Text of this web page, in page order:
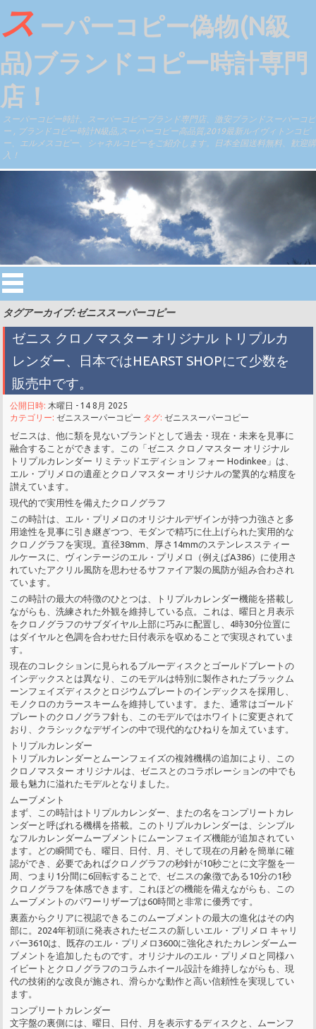
ス ーパーコピー偽物(N級
品)ブランドコピー時計専門
店！
スーパーコピー時計、スーパーコピーブランド専門店、激安ブランドスーパーコピ
ー , ブランドコピー時計N級品,スーパーコピー高品質,2019最新ルイヴィトンコピ
ー、エルメスコピー、シャネルコピーをご紹介します。日本全国送料無料、歓迎購
入！
タグアーカイブ: ゼニススーパーコピー
ゼニス クロノマスター オリジナル トリプルカ
レンダー、日本ではHEARST SHOPにて少数を
販売中です。
公開日時: 木曜日 - 14 8月 2025
カテゴリー:ゼニススーパーコピー タグ:ゼニススーパーコピー
ゼニスは、他に類を見ないブランドとして過去・現在・未来を見事に
融合することができます。この「ゼニス クロノマスター オリジナル
トリプルカレンダー リミテッドエディション フォー Hodinkee」は、
エル・プリメロの遺産とクロノマスター オリジナルの驚異的な精度を
讃えています。
現代的で実用性を備えたクロノグラフ
この時計は、エル・プリメロのオリジナルデザインが持つ力強さと多
用途性を見事に引き継ぎつつ、モダンで精巧に仕上げられた実用的な
クロノグラフを実現。直径38mm、厚さ14mmのステンレススティー
ルケースに、ヴィンテージのエル・プリメロ（例えばA386）に使用さ
れていたアクリル風防を思わせるサファイア製の風防が組み合わされ
ています。
この時計の最大の特徴のひとつは、トリプルカレンダー機能を搭載し
ながらも、洗練された外観を維持している点。これは、曜日と月表示
をクロノグラフのサブダイヤル上部に巧みに配置し、4時30分位置に
はダイヤルと色調を合わせた日付表示を収めることで実現されていま
す。
現在のコレクションに見られるブルーディスクとゴールドプレートの
インデックスとは異なり、このモデルは特別に製作されたブラックム
ーンフェイズディスクとロジウムプレートのインデックスを採用し、
モノクロのカラースキームを維持しています。また、通常はゴールド
プレートのクロノグラフ針も、このモデルではホワイトに変更されて
おり、クラシックなデザインの中で現代的なひねりを加えています。
トリプルカレンダー
トリプルカレンダーとムーンフェイズの複雑機構の追加により、この
クロノマスター オリジナルは、ゼニスとのコラボレーションの中でも
最も魅力に溢れたモデルとなりました。
ムーブメント
まず、この時計はトリプルカレンダー、またの名をコンプリートカレ
ンダーと呼ばれる機構を搭載。このトリプルカレンダーは、シンプル
なフルカレンダームーブメントにムーンフェイズ機能が追加されてい
ます。どの瞬間でも、曜日、日付、月、そして現在の月齢を簡単に確
認ができ、必要であればクロノグラフの秒針が10秒ごとに文字盤を一
周、つまり1分間に6回転することで、ゼニスの象徴である10分の1秒
クロノグラフを体感できます。これほどの機能を備えながらも、この
ムーブメントのパワーリザーブは60時間と非常に優秀です。
裏蓋からクリアに視認できるこのムーブメントの最大の進化はその内
部に。2024年初頭に発表されたゼニスの新しいエル・プリメロ キャリ
バー3610は、既存のエル・プリメロ3600に強化されたカレンダームー
ブメントを追加したものです。オリジナルのエル・プリメロと同様ハ
イビートとクロノグラフのコラムホイール設計を維持しながらも、現
代の技術的な改良が施され、滑らかな動作と高い信頼性を実現してい
ます。
コンプリートカレンダー
文字盤の裏側には、曜日、日付、月を表示するディスクと、ムーンフ